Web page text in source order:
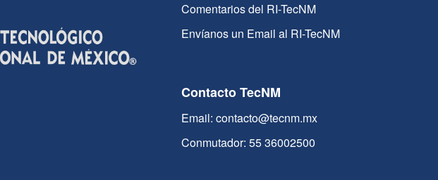
Comentarios del RI-TecNM
Envíanos un Email al RI-TecNM
Contacto TecNM
Email: contacto@tecnm.mx
Conmutador: 55 36002500